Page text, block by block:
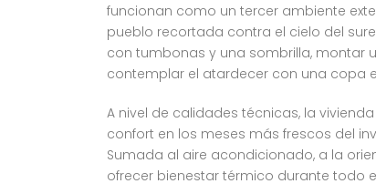
funcionan como un tercer ambiente
pueblo recortada contra el cielo del
con tumbonas y una sombrilla, montar
contemplar el atardecer con una copa
A nivel de calidades técnicas, la
confort en los meses más frescos del
Sumada al aire acondicionado, a la
ofrecer bienestar térmico durante todo